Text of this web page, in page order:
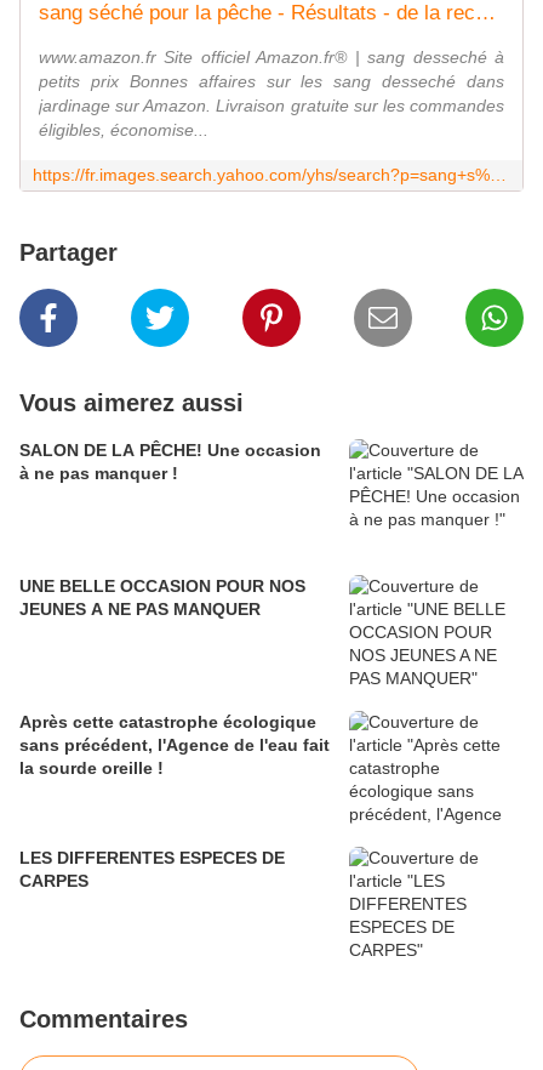
sang séché pour la pêche - Résultats - de la recherche d'images
www.amazon.fr Site officiel Amazon.fr® | sang desseché à
petits prix Bonnes affaires sur les sang desseché dans
jardinage sur Amazon. Livraison gratuite sur les commandes
éligibles, économise...
Partager
Vous aimerez aussi
SALON DE LA PÊCHE! Une occasion
à ne pas manquer !
UNE BELLE OCCASION POUR NOS
JEUNES A NE PAS MANQUER
Après cette catastrophe écologique
sans précédent, l'Agence de l'eau fait
la sourde oreille !
LES DIFFERENTES ESPECES DE
CARPES
Commentaires